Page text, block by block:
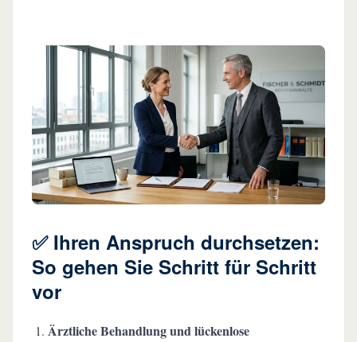
✅ Ihren Anspruch durchsetzen:
So gehen Sie Schritt für Schritt
vor
Ärztliche Behandlung und lückenlose